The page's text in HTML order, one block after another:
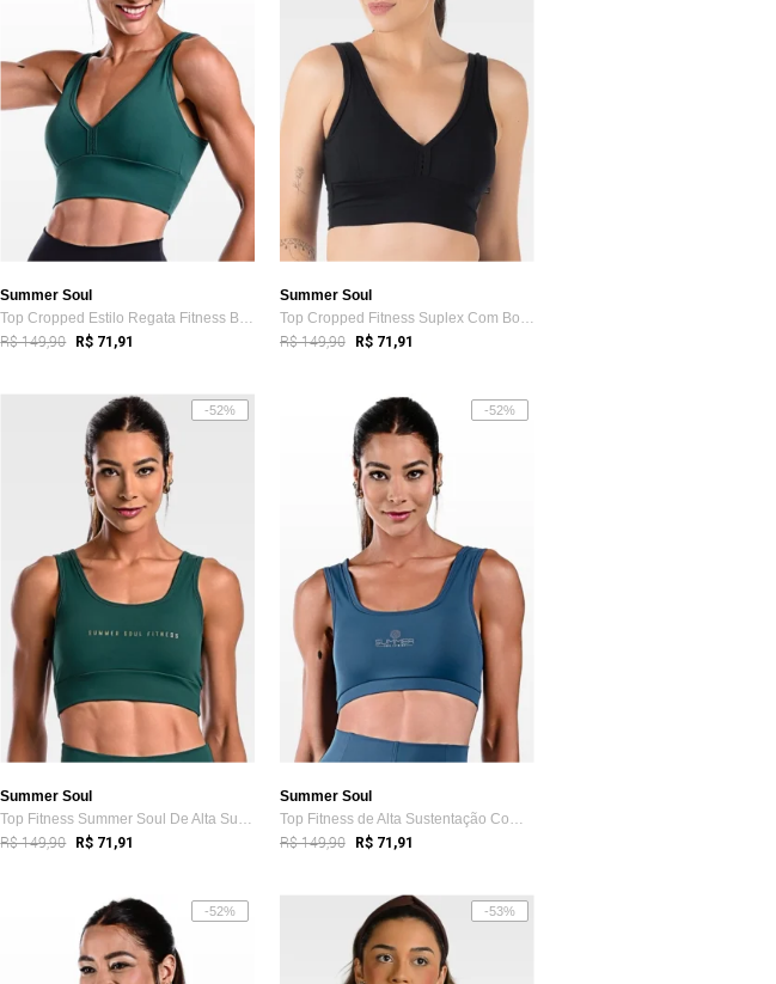
Summer Soul
Top Cropped Estilo Regata Fitness Bojo R...
R$ 149,90 R$ 71,91
Summer Soul
Top Cropped Fitness Suplex Com Bojo Remo...
R$ 149,90 R$ 71,91
-52%
Summer Soul
Top Fitness Summer Soul De Alta Sustenta...
R$ 149,90 R$ 71,91
-52%
Summer Soul
Top Fitness de Alta Sustentação Com Bojo...
R$ 149,90 R$ 71,91
-52% -53%